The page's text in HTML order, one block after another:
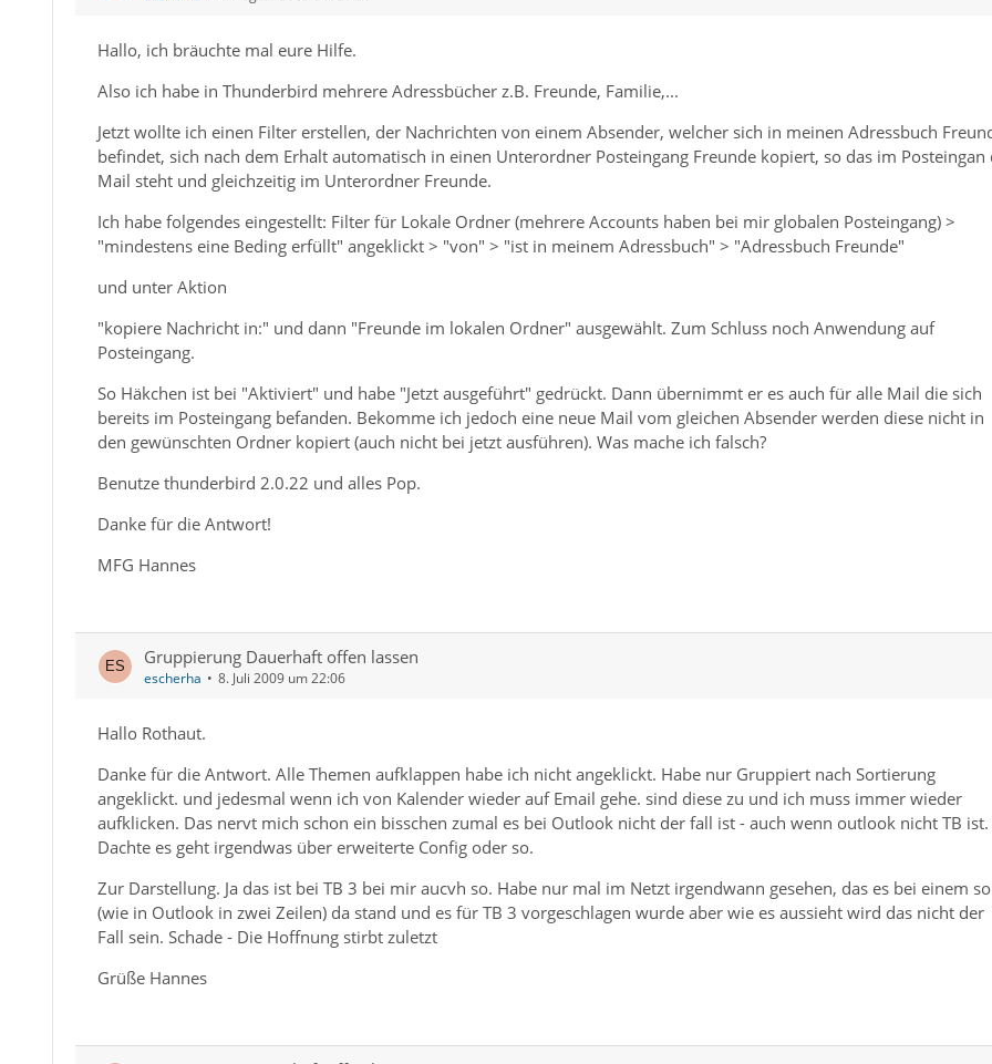
Hallo, ich bräuchte mal eure Hilfe.
Also ich habe in Thunderbird mehrere Adressbücher z.B. Freunde, Familie,...
Jetzt wollte ich einen Filter erstellen, der Nachrichten von einem Absender, welcher sich in meinen Adressbuch
befindet, sich nach dem Erhalt automatisch in einen Unterordner Posteingang Freunde kopiert, so das im Posteingan
Mail steht und gleichzeitig im Unterordner Freunde.
Ich habe folgendes eingestellt: Filter für Lokale Ordner (mehrere Accounts haben bei mir globalen Posteingang) >
"mindestens eine Beding erfüllt" angeklickt > "von" > "ist in meinem Adressbuch" > "Adressbuch Freunde"
und unter Aktion
"kopiere Nachricht in:" und dann "Freunde im lokalen Ordner" ausgewählt. Zum Schluss noch Anwendung auf
Posteingang.
So Häkchen ist bei "Aktiviert" und habe "Jetzt ausgeführt" gedrückt. Dann übernimmt er es auch für alle Mail die sich
bereits im Posteingang befanden. Bekomme ich jedoch eine neue Mail vom gleichen Absender werden diese nicht in
den gewünschten Ordner kopiert (auch nicht bei jetzt ausführen). Was mache ich falsch?
Benutze thunderbird 2.0.22 und alles Pop.
Danke für die Antwort!
MFG Hannes
Gruppierung Dauerhaft offen lassen
escherha 8. Juli 2009 um 22:06
Hallo Rothaut.
Danke für die Antwort. Alle Themen aufklappen habe ich nicht angeklickt. Habe nur Gruppiert nach Sortierung
angeklickt. und jedesmal wenn ich von Kalender wieder auf Email gehe. sind diese zu und ich muss immer wieder
aufklicken. Das nervt mich schon ein bisschen zumal es bei Outlook nicht der fall ist - auch wenn outlook nicht TB ist.
Dachte es geht irgendwas über erweiterte Config oder so.
Zur Darstellung. Ja das ist bei TB 3 bei mir aucvh so. Habe nur mal im Netzt irgendwann gesehen, das es bei einem so
(wie in Outlook in zwei Zeilen) da stand und es für TB 3 vorgeschlagen wurde aber wie es aussieht wird das nicht der
Fall sein. Schade - Die Hoffnung stirbt zuletzt
Grüße Hannes